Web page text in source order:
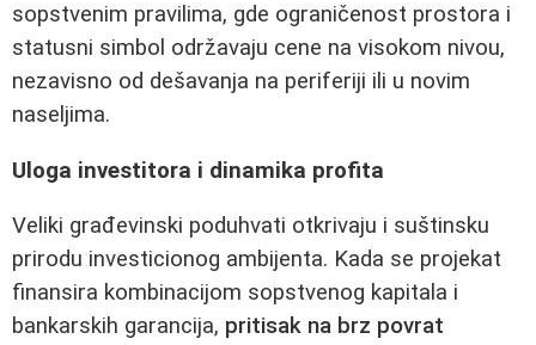
sopstvenim pravilima, gde ograničenost prostora i
statusni simbol održavaju cene na visokom nivou,
nezavisno od dešavanja na periferiji ili u novim
naseljima.
Uloga investitora i dinamika profita
Veliki građevinski poduhvati otkrivaju i suštinsku
prirodu investicionog ambijenta. Kada se projekat
finansira kombinacijom sopstvenog kapitala i
bankarskih garancija, pritisak na brz povrat